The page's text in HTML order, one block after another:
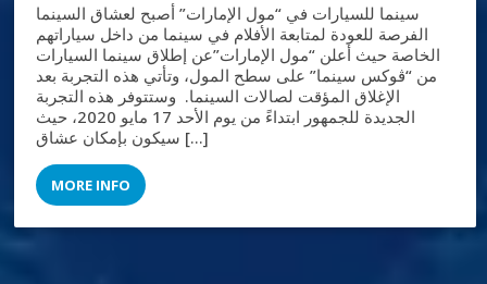
سينما للسيارات في “مول الإمارات” أصبح لعشاق السينما
الفرصة للعودة لمتابعة الأفلام في سينما من داخل سياراتهم
الخاصة حيث أعلن “مول الإمارات”عن إطلاق سينما السيارات
من “ڤوكس سينما” على سطح المول، وتأتي هذه التجربة بعد
الإغلاق المؤقت لصالات السينما. وستتوفر هذه التجربة
الجديدة للجمهور ابتداءً من يوم الأحد 17 مايو 2020، حيث
سيكون بإمكان عشاق […]
MORE INFO